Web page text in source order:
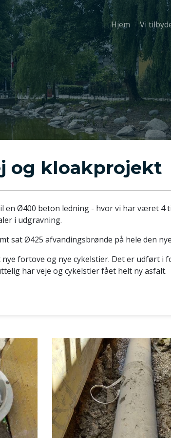
Hjem Vi
og kloakprojekt
Ø400 beton ledning - hvor vi har været
i udgravning.
sat Ø425 afvandingsbrønde på hele den
fortove og nye cykelstier. Det er udført i
har veje og cykelstier fået helt ny asfalt.